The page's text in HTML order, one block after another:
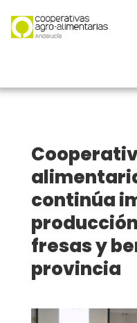
continúa
fresas y
provincia